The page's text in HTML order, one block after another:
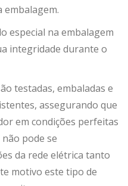
embalagem.
especial na embalagem
integridade durante o
testadas, embaladas e
assegurando que
em condições perfeitas
pode se
da rede elétrica tanto
motivo este tipo de